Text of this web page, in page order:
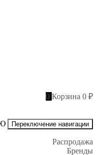
0 Корзина 0 ₽
Переключение навигации
Распродажа
Бренды